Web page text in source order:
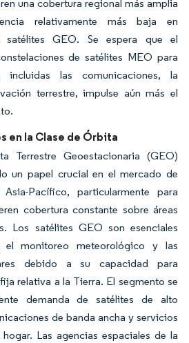
una cobertura regional más amplia
relativamente más baja en
satélites GEO. Se espera que el
de satélites MEO para
incluidas las comunicaciones, la
terrestre, impulse aún más el
en la Clase de Órbita
Terrestre Geoestacionaria (GEO)
un papel crucial en el mercado de
Pacífico, particularmente para
cobertura constante sobre áreas
Los satélites GEO son esenciales
el monitoreo meteorológico y las
debido a su capacidad para
relativa a la Tierra. El segmento se
demanda de satélites de alto
de banda ancha y servicios
Las agencias espaciales de la